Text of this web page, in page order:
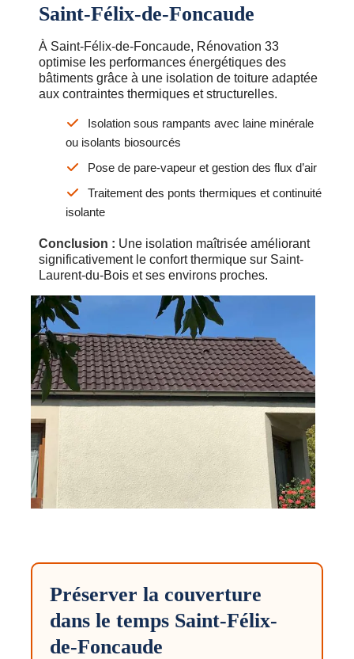
Saint-Félix-de-Foncaude
À Saint-Félix-de-Foncaude, Rénovation 33
optimise les performances énergétiques des
bâtiments grâce à une isolation de toiture adaptée
aux contraintes thermiques et structurelles.
Isolation sous rampants avec laine minérale
ou isolants biosourcés
Pose de pare-vapeur et gestion des flux d’air
Traitement des ponts thermiques et continuité
isolante
Conclusion : Une isolation maîtrisée améliorant
significativement le confort thermique sur Saint-
Laurent-du-Bois et ses environs proches.
Préserver la couverture
dans le temps Saint-Félix-
de-Foncaude